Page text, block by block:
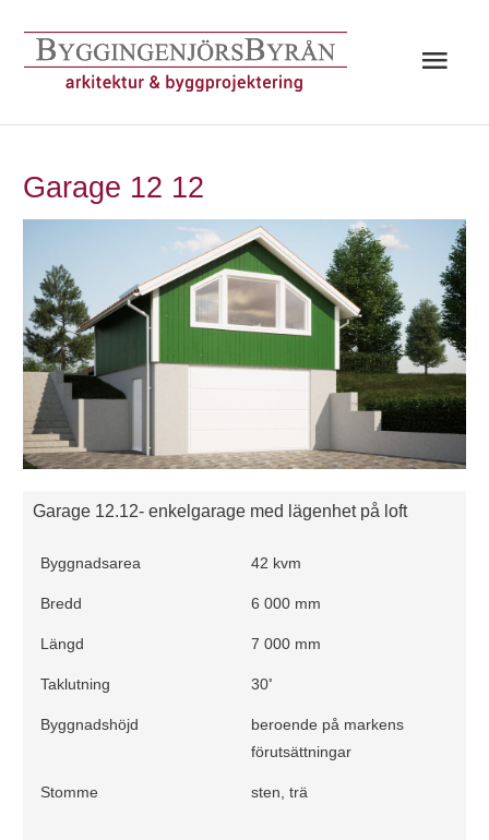
innehåll
Garage 12 12
Garage 12.12- enkelgarage med lägenhet på loft
Byggnadsarea 42 kvm
Bredd 6 000 mm
Längd 7 000 mm
Taklutning 30◦
Byggnadshöjd
beroende på markens
förutsättningar
Stomme sten, trä